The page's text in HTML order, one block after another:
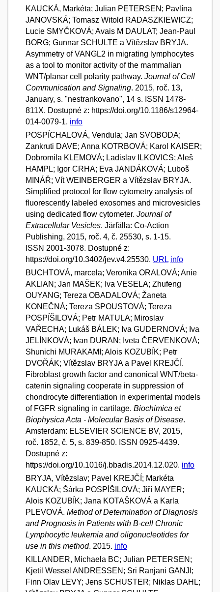
KAUCKÁ, Markéta; Julian PETERSEN; Pavlína
JANOVSKÁ; Tomasz Witold RADASZKIEWICZ;
Lucie SMYČKOVÁ; Avais M DAULAT; Jean-Paul
BORG; Gunnar SCHULTE a Vítězslav BRYJA.
Asymmetry of VANGL2 in migrating lymphocytes
as a tool to monitor activity of the mammalian
WNT/planar cell polarity pathway. Journal of Cell
Communication and Signaling. 2015, roč. 13,
January, s. "nestrankovano", 14 s. ISSN 1478-
811X. Dostupné z: https://doi.org/10.1186/s12964-
014-0079-1. info
POSPÍCHALOVÁ, Vendula; Jan SVOBODA;
Zankruti DAVE; Anna KOTRBOVÁ; Karol KAISER;
Dobromila KLEMOVÁ; Ladislav ILKOVICS; Aleš
HAMPL; Igor CRHA; Eva JANDÁKOVÁ; Luboš
MINÁŘ; Vít WEINBERGER a Vítězslav BRYJA.
Simplified protocol for flow cytometry analysis of
fluorescently labeled exosomes and microvesicles
using dedicated flow cytometer. Journal of
Extracellular Vesicles. Järfälla: Co-Action
Publishing, 2015, roč. 4, č. 25530, s. 1-15.
ISSN 2001-3078. Dostupné z:
https://doi.org/10.3402/jev.v4.25530. URL info
BUCHTOVÁ, marcela; Veronika ORALOVÁ; Anie
AKLIAN; Jan MAŠEK; Iva VESELA; Zhufeng
OUYANG; Tereza OBADALOVÁ; Žaneta
KONEČNÁ; Tereza SPOUSTOVÁ; Tereza
POSPÍŠILOVÁ; Petr MATULA; Miroslav
VAŘECHA; Lukáš BÁLEK; Iva GUDERNOVÁ; Iva
JELÍNKOVÁ; Ivan DURAN; Iveta ČERVENKOVÁ;
Shunichi MURAKAMI; Alois KOZUBÍK; Petr
DVOŘÁK; Vítězslav BRYJA a Pavel KREJČÍ.
Fibroblast growth factor and canonical WNT/beta-
catenin signaling cooperate in suppression of
chondrocyte differentiation in experimental models
of FGFR signaling in cartilage. Biochimica et
Biophysica Acta - Molecular Basis of Disease.
Amsterdam: ELSEVIER SCIENCE BV, 2015,
roč. 1852, č. 5, s. 839-850. ISSN 0925-4439.
Dostupné z:
https://doi.org/10.1016/j.bbadis.2014.12.020. info
BRYJA, Vítězslav; Pavel KREJČÍ; Markéta
KAUCKÁ; Šárka POSPÍŠILOVÁ; Jiří MAYER;
Alois KOZUBÍK; Jana KOTAŠKOVÁ a Karla
PLEVOVÁ. Method of Determination of Diagnosis
and Prognosis in Patients with B-cell Chronic
Lymphocytic leukemia and oligonucleotides for
use in this method. 2015. info
KILLANDER, Michaela BC; Julian PETERSEN;
Kjetil Wessel ANDRESSEN; Sri Ranjani GANJI;
Finn Olav LEVY; Jens SCHUSTER; Niklas DAHL;